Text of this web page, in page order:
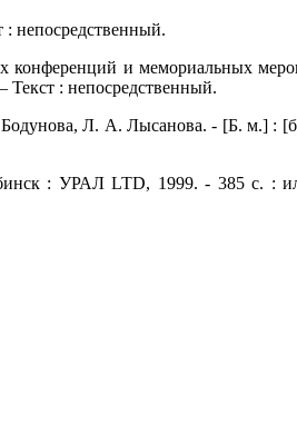
непосредственный.
конференций и мемориальных
: непосредственный.
Бодунова, Л. А. Лысанова. - [Б. м.] :
: УРАЛ LTD, 1999. - 385 с. :